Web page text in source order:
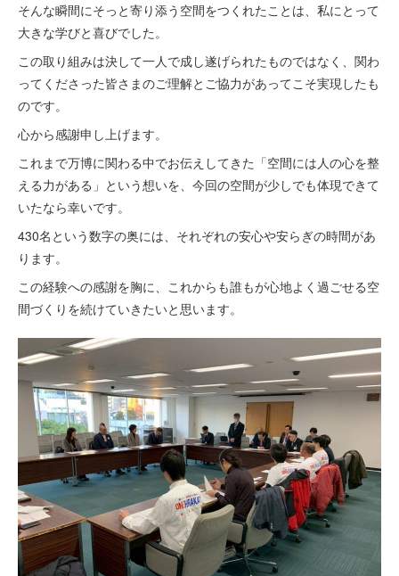
そんな瞬間にそっと寄り添う空間をつくれたことは、私にとって
大きな学びと喜びでした。
この取り組みは決して一人で成し遂げられたものではなく、関わ
ってくださった皆さまのご理解とご協力があってこそ実現したも
のです。
心から感謝申し上げます。
これまで万博に関わる中でお伝えしてきた「空間には人の心を整
える力がある」という想いを、今回の空間が少しでも体現できて
いたなら幸いです。
430名という数字の奥には、それぞれの安心や安らぎの時間があ
ります。
この経験への感謝を胸に、これからも誰もが心地よく過ごせる空
間づくりを続けていきたいと思います。